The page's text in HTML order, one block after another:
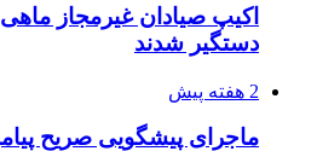
در سیستان و بلوچستان
زلزله ۵.۷ ریشتری بار
کرمانشاه را لرزاند